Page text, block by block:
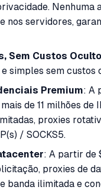
Nenhuma
nos servidores,
Sem Custos
simples sem custos
Premium: A
de 11 milhões de
proxies
/ SOCKS5.
: A partir de
proxies de
banda ilimitada e